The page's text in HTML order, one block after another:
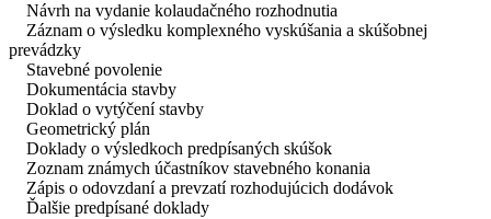
Návrh na vydanie kolaudačného rozhodnutia
Záznam o výsledku komplexného vyskúšania a skúšobnej
prevádzky
Stavebné povolenie
Dokumentácia stavby
Doklad o vytýčení stavby
Geometrický plán
Doklady o výsledkoch predpísaných skúšok
Zoznam známych účastníkov stavebného konania
Zápis o odovzdaní a prevzatí rozhodujúcich dodávok
Ďalšie predpísané doklady